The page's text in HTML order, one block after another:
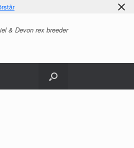
& Devon rex breeder